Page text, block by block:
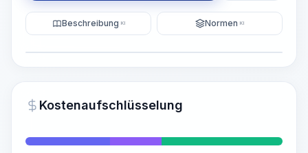
~15-30 Sek.
Beschreibung KI Normen KI
Kostenaufschlüsselung